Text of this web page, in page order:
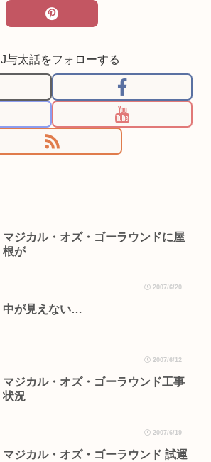
与太話をフォローする
マジカル・オズ・ゴーラウンドに屋
根が
2007/6/20
中が見えない…
2007/6/12
マジカル・オズ・ゴーラウンド工事
状況
2007/6/19
マジカル・オズ・ゴーラウンド 試運